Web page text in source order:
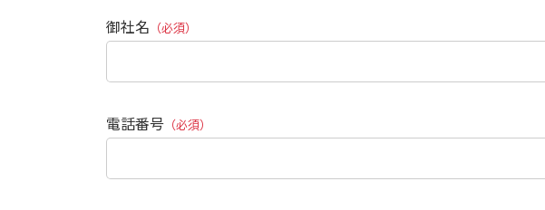
御社名 （必須）
電話番号 （必須）